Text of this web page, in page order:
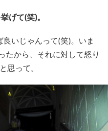
げて(笑)。
いじゃんって(笑)。いま
たから、それに対して怒り
思って。